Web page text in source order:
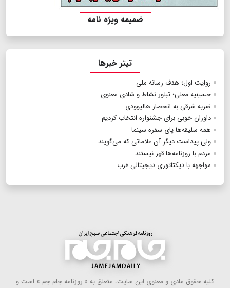
ضمیمه ویژه نامه
تیتر خبرها
روایت ‌اول؛ هدف رسانه‌ ملی
حسینیه معلی؛ تبلور نشاط و شادی معنوی
ضربه شرقی به انحصار هالیوودی
داوران خوبی برای جشنواره انتخاب کردیم
همه سلیقه‌ها پای سفره سینما
ولی پیداست دیگر آن علاماتی که می‌گویند
مردم با روزنامه‌ها قهر نیستند
مواجهه با دیکتاتوری دیجیتالی غرب
كلیه حقوق مادی و معنوی این سایت، متعلق به « روزنامه جام جم » است و